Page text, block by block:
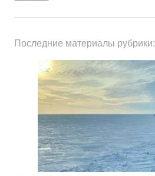
Последние материалы рубрики: